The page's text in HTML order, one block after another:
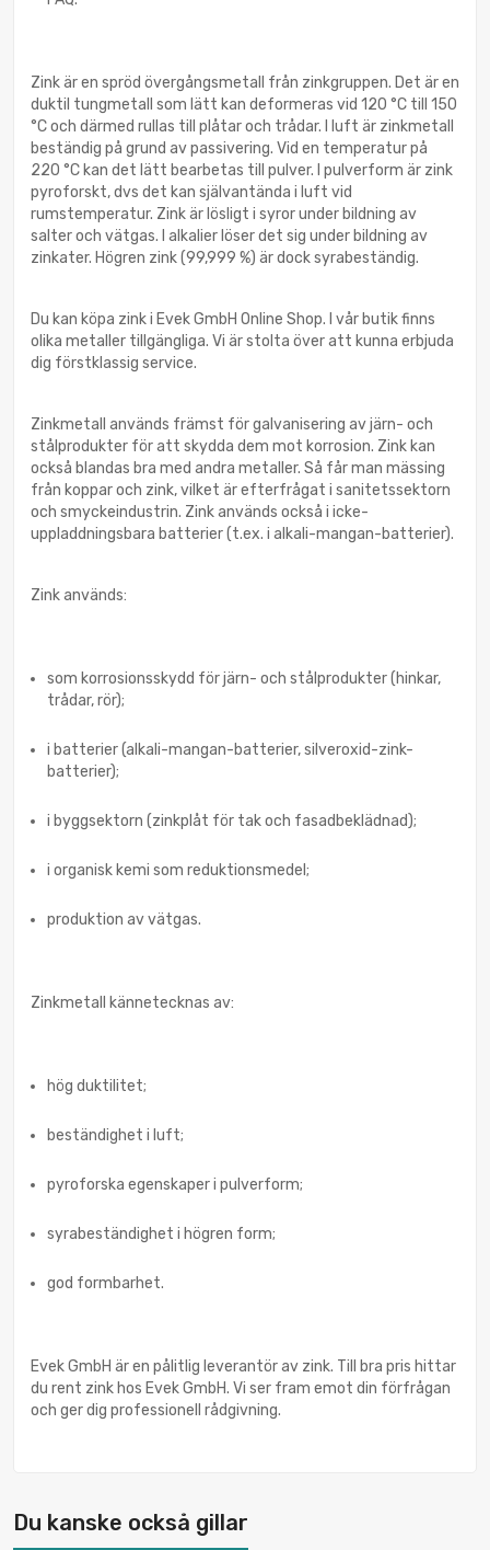
Zink är en spröd övergångsmetall från zinkgruppen. Det är en
duktil tungmetall som lätt kan deformeras vid 120 °C till 150
°C och därmed rullas till plåtar och trådar. I luft är zinkmetall
beständig på grund av passivering. Vid en temperatur på
220 °C kan det lätt bearbetas till pulver. I pulverform är zink
pyroforskt, dvs det kan självantända i luft vid
rumstemperatur. Zink är lösligt i syror under bildning av
salter och vätgas. I alkalier löser det sig under bildning av
zinkater. Högren zink (99,999 %) är dock syrabeständig.
Du kan köpa zink i Evek GmbH Online Shop. I vår butik finns
olika metaller tillgängliga. Vi är stolta över att kunna erbjuda
dig förstklassig service.
Zinkmetall används främst för galvanisering av järn- och
stålprodukter för att skydda dem mot korrosion. Zink kan
också blandas bra med andra metaller. Så får man mässing
från koppar och zink, vilket är efterfrågat i sanitetssektorn
och smyckeindustrin. Zink används också i icke-
uppladdningsbara batterier (t.ex. i alkali-mangan-batterier).
Zink används:
som korrosionsskydd för järn- och stålprodukter (hinkar,
trådar, rör);
i batterier (alkali-mangan-batterier, silveroxid-zink-
batterier);
i byggsektorn (zinkplåt för tak och fasadbeklädnad);
i organisk kemi som reduktionsmedel;
produktion av vätgas.
Zinkmetall kännetecknas av:
hög duktilitet;
beständighet i luft;
pyroforska egenskaper i pulverform;
syrabeständighet i högren form;
god formbarhet.
Evek GmbH är en pålitlig leverantör av zink. Till bra pris hittar
du rent zink hos Evek GmbH. Vi ser fram emot din förfrågan
och ger dig professionell rådgivning.
Du kanske också gillar